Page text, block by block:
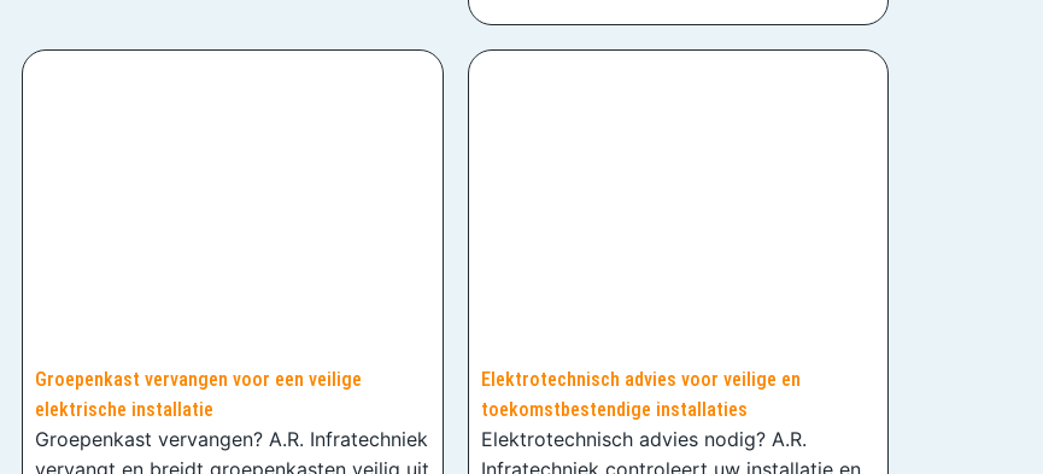
Groepenkast vervangen voor een veilige
elektrische installatie
Groepenkast vervangen? A.R. Infratechniek
Elektrotechnisch advies voor veilige en
toekomstbestendige installaties
Elektrotechnisch advies nodig? A.R.